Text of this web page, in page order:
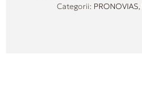
Categorii: PRONOVIAS,